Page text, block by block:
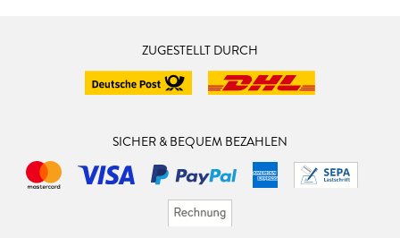
ZUGESTELLT DURCH
SICHER & BEQUEM BEZAHLEN